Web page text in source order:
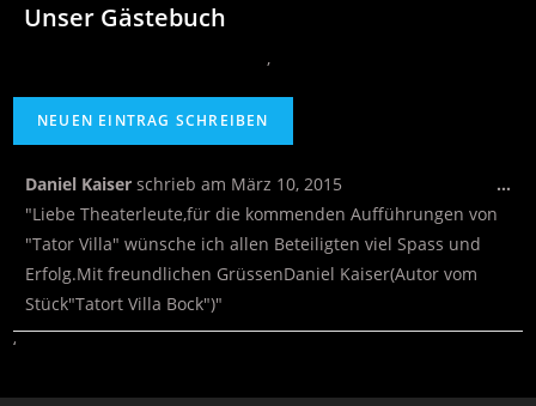
Unser Gästebuch
‚
Daniel Kaiser schrieb am März 10, 2015
"Liebe Theaterleute,für die kommenden Aufführungen von
"Tator Villa" wünsche ich allen Beteiligten viel Spass und
Erfolg.Mit freundlichen GrüssenDaniel Kaiser(Autor vom
Stück"Tatort Villa Bock")"
…
‘